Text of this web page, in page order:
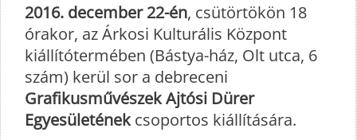
2016. december 22-én, csütörtökön 18
órakor, az Árkosi Kulturális Központ
kiállítótermében (Bástya-ház, Olt utca, 6
szám) kerül sor a debreceni
Grafikusművészek Ajtósi Dürer
Egyesületénekcsoportos kiállítására.